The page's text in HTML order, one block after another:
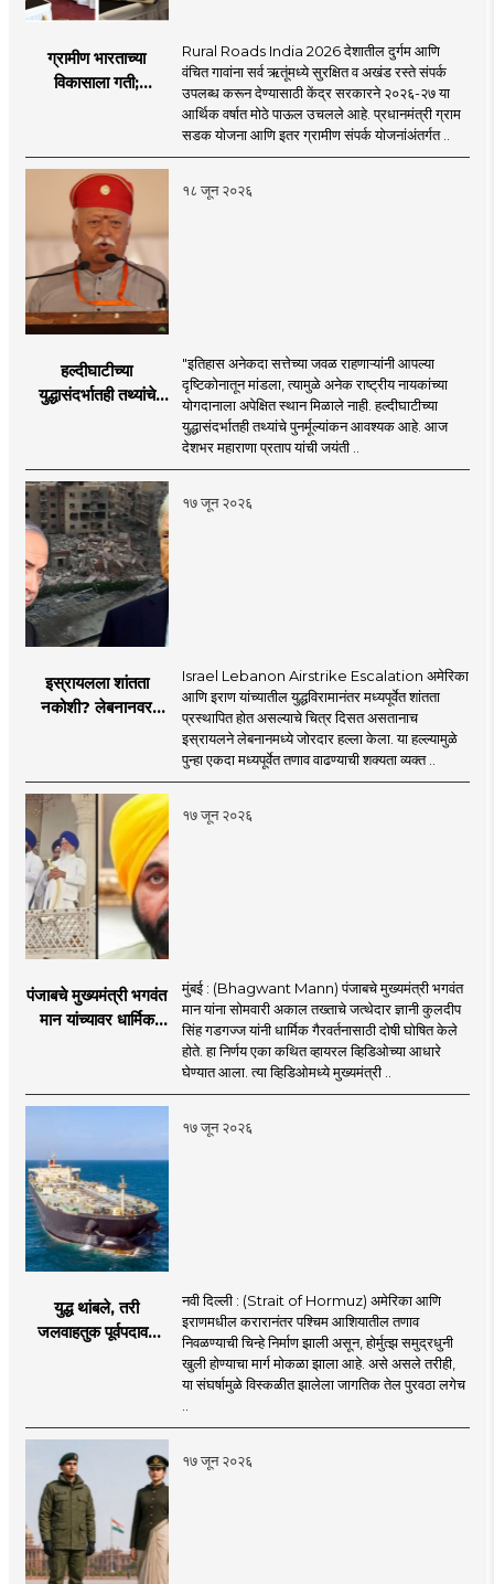
ग्रामीण भारताच्या
विकासाला गती;
लक्ष्य!
Rural Roads India 2026 देशातील दुर्गम आणि
वंचित गावांना सर्व ऋतूंमध्ये सुरक्षित व अखंड रस्ते संपर्क
उपलब्ध करून देण्यासाठी केंद्र सरकारने २०२६-२७ या
आर्थिक वर्षात मोठे पाऊल उचलले आहे. प्रधानमंत्री ग्राम
सडक योजना आणि इतर ग्रामीण संपर्क योजनांअंतर्गत ..
१८ जून २०२६
हल्दीघाटीच्या
युद्धासंदर्भातही तथ्यांचे
मोहनजी भागवत
"इतिहास अनेकदा सत्तेच्या जवळ राहणाऱ्यांनी आपल्या
दृष्टिकोनातून मांडला, त्यामुळे अनेक राष्ट्रीय नायकांच्या
योगदानाला अपेक्षित स्थान मिळाले नाही. हल्दीघाटीच्या
युद्धासंदर्भातही तथ्यांचे पुनर्मूल्यांकन आवश्यक आहे. आज
देशभर महाराणा प्रताप यांची जयंती ..
१७ जून २०२६
इस्रायलला शांतता
नकोशी? लेबनानवर
इराण-अमेरिकेत आरोप-
प्रत्यारोप
Israel Lebanon Airstrike Escalation अमेरिका
आणि इराण यांच्यातील युद्धविरामानंतर मध्यपूर्वेत शांतता
प्रस्थापित होत असल्याचे चित्र दिसत असतानाच
इस्रायलने लेबनानमध्ये जोरदार हल्ला केला. या हल्ल्यामुळे
पुन्हा एकदा मध्यपूर्वेत तणाव वाढण्याची शक्यता व्यक्त ..
१७ जून २०२६
पंजाबचे मुख्यमंत्री भगवंत
मान यांच्यावर धार्मिक
खळबळ
मुंबई : (Bhagwant Mann) पंजाबचे मुख्यमंत्री भगवंत
मान यांना सोमवारी अकाल तख्ताचे जत्थेदार ज्ञानी कुलदीप
सिंह गडगज्ज यांनी धार्मिक गैरवर्तनासाठी दोषी घोषित केले
होते. हा निर्णय एका कथित व्हायरल व्हिडिओच्या आधारे
घेण्यात आला. त्या व्हिडिओमध्ये मुख्यमंत्री ..
१७ जून २०२६
युद्ध थांबले, तरी
जलवाहतुक पूर्वपदावर
चिंता.
नवी दिल्ली : (Strait of Hormuz) अमेरिका आणि
इराणमधील करारानंतर पश्चिम आशियातील तणाव
निवळण्याची चिन्हे निर्माण झाली असून, होर्मुत्झ समुद्रधुनी
खुली होण्याचा मार्ग मोकळा झाला आहे. असे असले तरीही,
या संघर्षामुळे विस्कळीत झालेला जागतिक तेल पुरवठा लगेच
१७ जून २०२६